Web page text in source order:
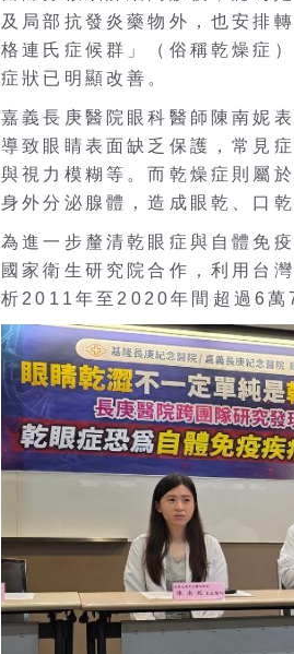
及局部抗發炎藥物外，也安排
格連氏症候群」（俗稱乾燥症
症狀已明顯改善。
嘉義長庚醫院眼科醫師陳南妮
導致眼睛表面缺乏保護，常見
與視力模糊等。而乾燥症則屬
身外分泌腺體，造成眼乾、口
為進一步釐清乾眼症與自體免
國家衛生研究院合作，利用台
析2011年至2020年間超過6萬